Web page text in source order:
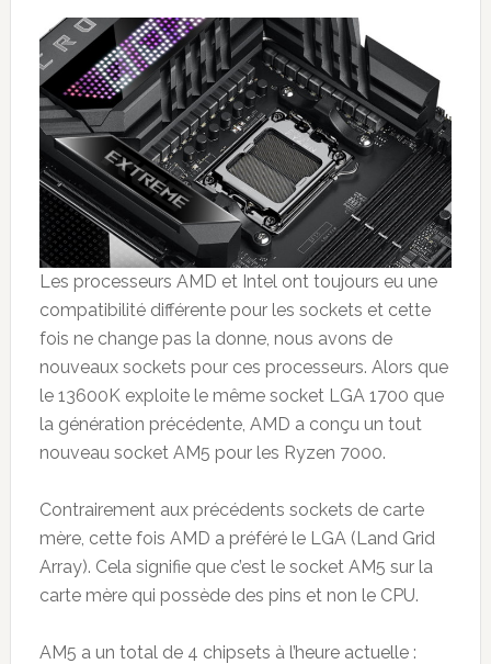
Les processeurs AMD et Intel ont toujours eu une
compatibilité différente pour les sockets et cette
fois ne change pas la donne, nous avons de
nouveaux sockets pour ces processeurs. Alors que
le 13600K exploite le même socket LGA 1700 que
la génération précédente, AMD a conçu un tout
nouveau socket AM5 pour les Ryzen 7000.
Contrairement aux précédents sockets de carte
mère, cette fois AMD a préféré le LGA (Land Grid
Array). Cela signifie que c’est le socket AM5 sur la
carte mère qui possède des pins et non le CPU.
AM5 a un total de 4 chipsets à l’heure actuelle :